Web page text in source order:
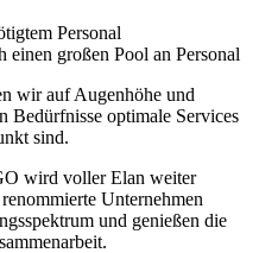
Personal
einen großen Pool an Personal
wir auf Augenhöhe und
Bedürfnisse optimale Services
sind.
wird voller Elan weiter
Unternehmen
und genießen die